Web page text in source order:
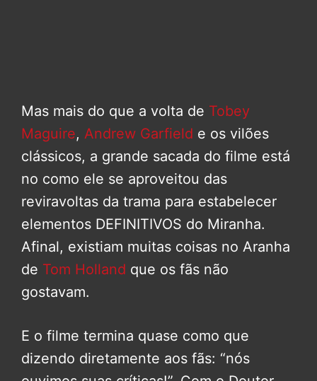
Mas mais do que a volta de Tobey
Maguire, Andrew Garfield e os vilões
clássicos, a grande sacada do filme está
no como ele se aproveitou das
reviravoltas da trama para estabelecer
elementos DEFINITIVOS do Miranha.
Afinal, existiam muitas coisas no Aranha
de Tom Holland que os fãs não
gostavam.
E o filme termina quase como que
dizendo diretamente aos fãs: “nós